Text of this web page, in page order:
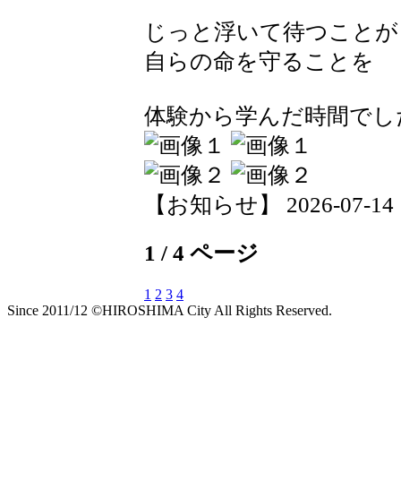
じっと浮いて待つことが
自らの命を守ることを
体験から学んだ時間でし
【お知らせ】 2026-07-14
1 / 4 ページ
1 2 3 4
Since 2011/12 ©HIROSHIMA City All Rights Reserved.